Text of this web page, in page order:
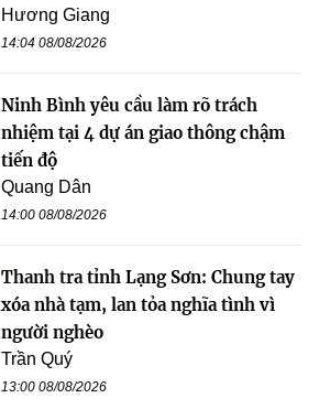
Hương Giang
14:04 08/08/2026
Ninh Bình yêu cầu làm rõ trách
nhiệm tại 4 dự án giao thông chậm
tiến độ
Quang Dân
14:00 08/08/2026
Thanh tra tỉnh Lạng Sơn: Chung tay
xóa nhà tạm, lan tỏa nghĩa tình vì
người nghèo
Trần Quý
13:00 08/08/2026